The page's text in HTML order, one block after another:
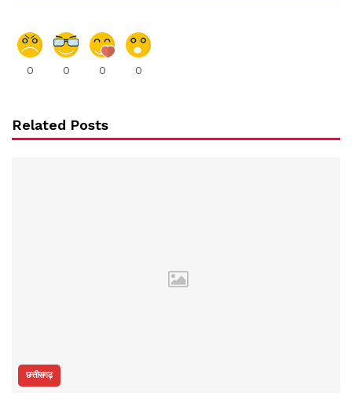
0 0 0 0
Related Posts
छत्तीसगढ़